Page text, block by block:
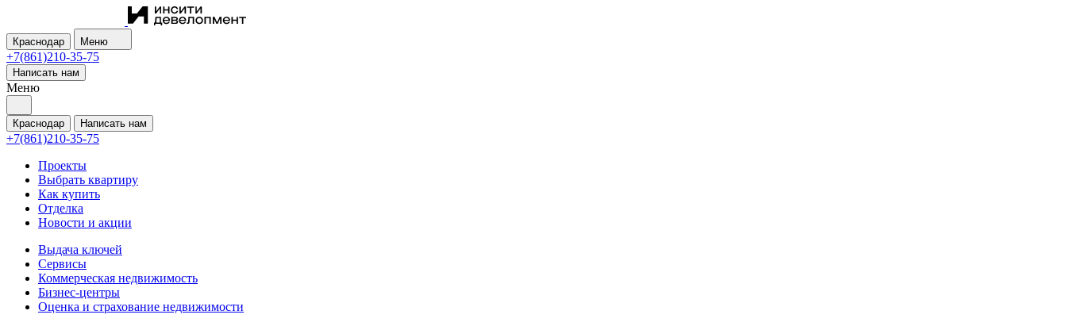
Краснодар Меню
+7(861)210-35-75
Написать нам
Меню
Краснодар Написать нам
+7(861)210-35-75
Проекты
Выбрать квартиру
Как купить
Отделка
Новости и акции
Выдача ключей
Сервисы
Коммерческая недвижимость
Бизнес-центры
Оценка и страхование недвижимости